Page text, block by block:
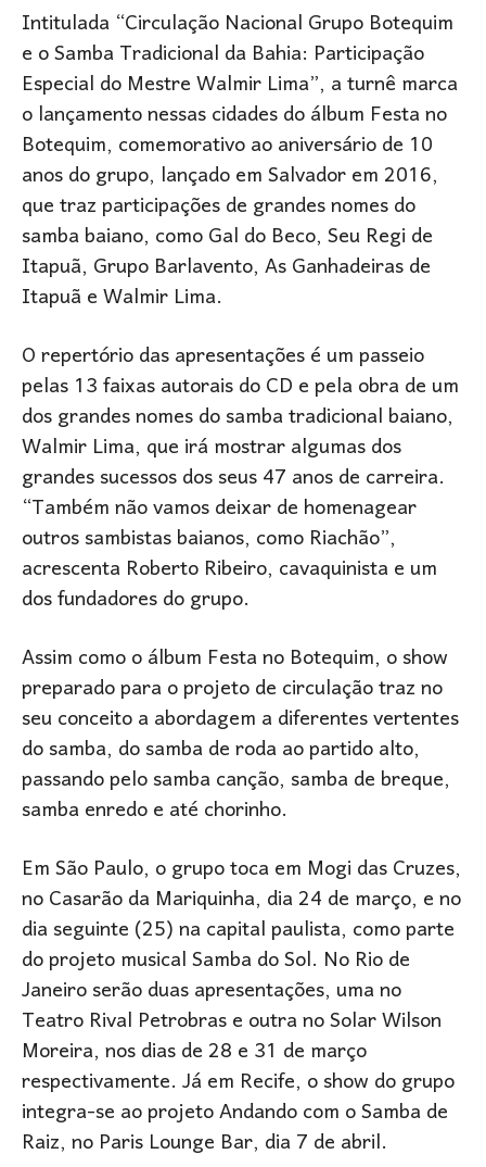
Intitulada “Circulação Nacional Grupo Botequim
e o Samba Tradicional da Bahia: Participação
Especial do Mestre Walmir Lima”, a turnê marca
o lançamento nessas cidades do álbum Festa no
Botequim, comemorativo ao aniversário de 10
anos do grupo, lançado em Salvador em 2016,
que traz participações de grandes nomes do
samba baiano, como Gal do Beco, Seu Regi de
Itapuã, Grupo Barlavento, As Ganhadeiras de
Itapuã e Walmir Lima.
O repertório das apresentações é um passeio
pelas 13 faixas autorais do CD e pela obra de um
dos grandes nomes do samba tradicional baiano,
Walmir Lima, que irá mostrar algumas dos
grandes sucessos dos seus 47 anos de carreira.
“Também não vamos deixar de homenagear
outros sambistas baianos, como Riachão”,
acrescenta Roberto Ribeiro, cavaquinista e um
dos fundadores do grupo.
Assim como o álbum Festa no Botequim, o show
preparado para o projeto de circulação traz no
seu conceito a abordagem a diferentes vertentes
do samba, do samba de roda ao partido alto,
passando pelo samba canção, samba de breque,
samba enredo e até chorinho.
Em São Paulo, o grupo toca em Mogi das Cruzes,
no Casarão da Mariquinha, dia 24 de março, e no
dia seguinte (25) na capital paulista, como parte
do projeto musical Samba do Sol. No Rio de
Janeiro serão duas apresentações, uma no
Teatro Rival Petrobras e outra no Solar Wilson
Moreira, nos dias de 28 e 31 de março
respectivamente. Já em Recife, o show do grupo
integra-se ao projeto Andando com o Samba de
Raiz, no Paris Lounge Bar, dia 7 de abril.